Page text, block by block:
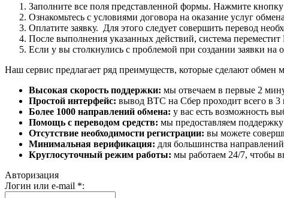
Заполните все поля представленной формы. Нажмите
Ознакомьтесь с условиями договора на оказание услуг
Оплатите заявку. Для этого следует совершить перевод
После выполнения указанных действий, система переместит
Если у вы столкнулись с проблемой при создании заявки
Наш сервис предлагает ряд преимуществ, которые сделают обмен
Высокая скорость поддержки: мы отвечаем в первые 2
Простой интерфейс: вывод BTC на Сбер проходит всего в
Более 1000 направлений обмена: у вас есть возможность
Помощь с переводом средств: мы предоставляем
Отсутствие необходимости регистрации: вы можете
Минимальная верификация: для большинства
Круглосуточный режим работы: мы работаем 24/7, чтобы
Авторизация
Логин или e-mail *: